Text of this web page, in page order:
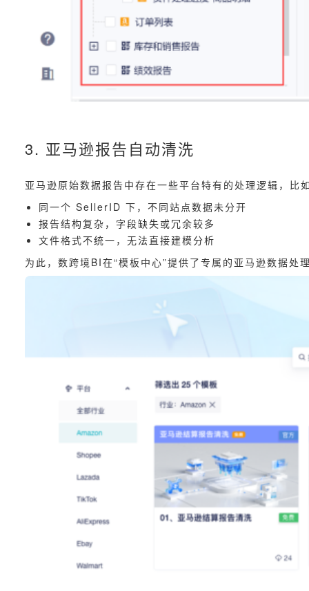
3. 亚马逊报告自动清洗
亚马逊原始数据报告中存在一些平台特有的处理逻辑，比
同一个 SellerID 下，不同站点数据未分开
报告结构复杂，字段缺失或冗余较多
文件格式不统一，无法直接建模分析
为此，数跨境BI在“模板中心”提供了专属的亚马逊数据